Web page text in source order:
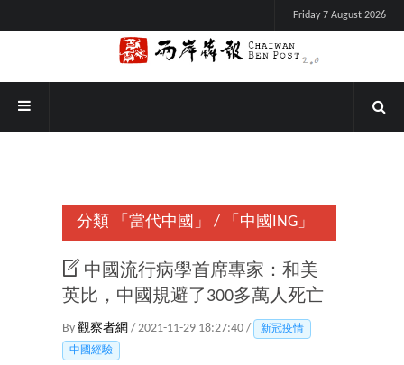
Friday 7 August 2026
分類 「當代中國」 / 「中國ING」
中國流行病學首席專家：和美
英比，中國規避了300多萬人死亡
By 觀察者網 / 2021-11-29 18:27:40 /
新冠疫情
中國經驗